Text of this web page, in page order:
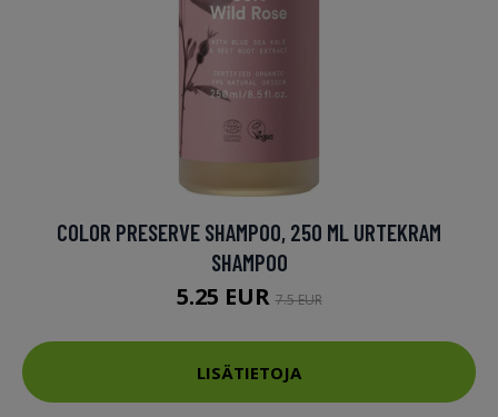
COLOR PRESERVE SHAMPOO, 250 ML URTEKRAM
SHAMPOO
5.25 EUR7.5 EUR
LISÄTIETOJA